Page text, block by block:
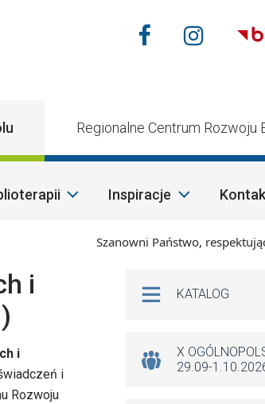
Nasze
FacebookInstagram
Regionalne Centrum Rozwoju
Inspiracje
Szanowni Państwo, respektując
i
i
i
Rozwoju
Na skróty
KATALOG
X
29.09-